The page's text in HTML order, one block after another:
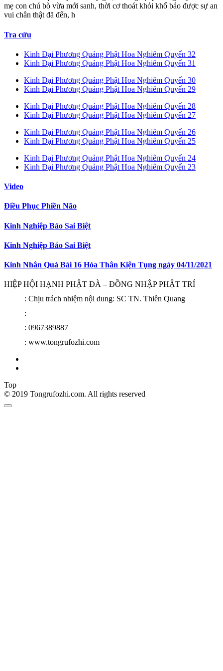
mẹ con chú bò vừa mới sanh, thời cơ thoát khỏi khổ báo được sự an
vui chân thật đã đến, h
Tra cứu
Kinh Đại Phương Quảng Phật Hoa Nghiêm Quyển 32
Kinh Đại Phương Quảng Phật Hoa Nghiêm Quyển 31
Kinh Đại Phương Quảng Phật Hoa Nghiêm Quyển 30
Kinh Đại Phương Quảng Phật Hoa Nghiêm Quyển 29
Kinh Đại Phương Quảng Phật Hoa Nghiêm Quyển 28
Kinh Đại Phương Quảng Phật Hoa Nghiêm Quyển 27
Kinh Đại Phương Quảng Phật Hoa Nghiêm Quyển 26
Kinh Đại Phương Quảng Phật Hoa Nghiêm Quyển 25
Kinh Đại Phương Quảng Phật Hoa Nghiêm Quyển 24
Kinh Đại Phương Quảng Phật Hoa Nghiêm Quyển 23
Video
Điều Phục Phiền Não
Kinh Nghiệp Báo Sai Biệt
Kinh Nghiệp Báo Sai Biệt
Kinh Nhân Quả Bài 16 Hóa Thân Kiện Tụng ngày 04/11/2021
HIỆP HỘI HẠNH PHẬT ĐÀ – ĐỒNG NHẬP PHẬT TRÍ
: Chịu trách nhiệm nội dung: SC TN. Thiên Quang
:
: 0967389887
: www.tongrufozhi.com
Top
© 2019 Tongrufozhi.com. All rights reserved